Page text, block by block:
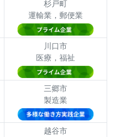
杉戸町
運輸業，郵便業
川口市
医療，福祉
三郷市
製造業
越谷市